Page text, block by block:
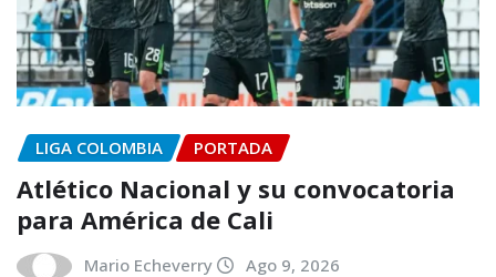
LIGA COLOMBIA PORTADA
Atlético Nacional y su convocatoria
para América de Cali
Mario Echeverry Ago 9, 2026